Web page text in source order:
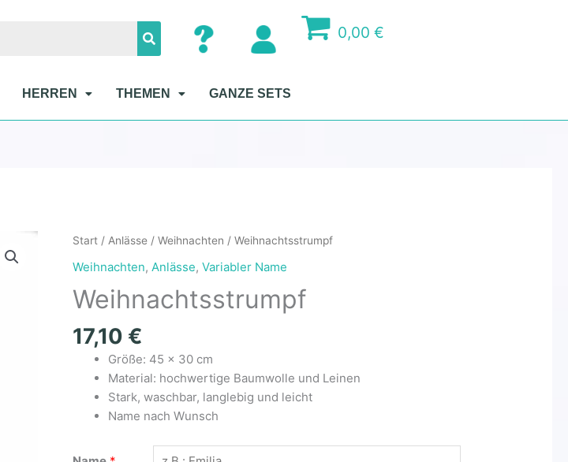
0,00 €
HERREN THEMEN GANZE SETS
Start / Anlässe /Weihnachten / Weihnachtsstrumpf
Weihnachten,Anlässe,Variabler Name
Weihnachtsstrumpf
17,10 €
Größe: 45 x 30 cm
Material: hochwertige Baumwolle und Leinen
Stark, waschbar, langlebig und leicht
Name nach Wunsch
Weihnachtsstrumpf
Menge